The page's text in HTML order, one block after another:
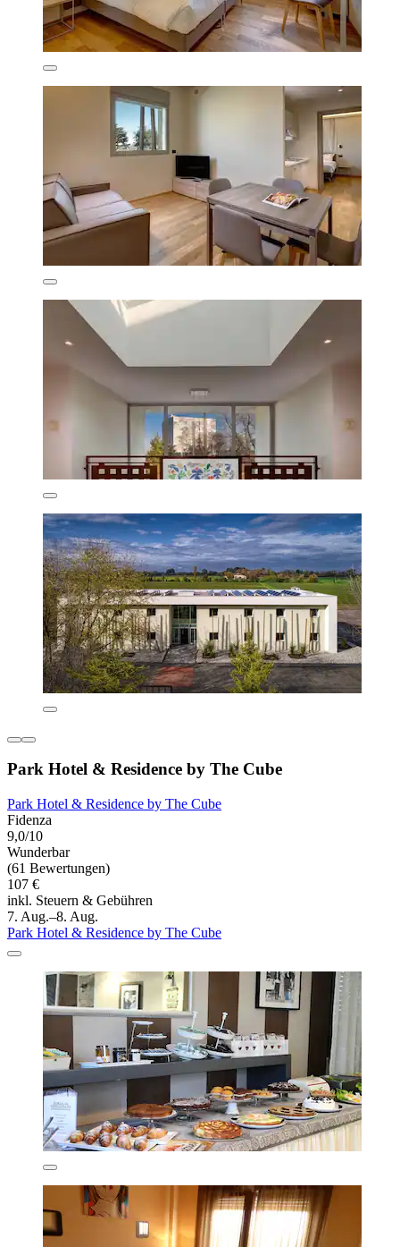
Park Hotel & Residence by The Cube
Park Hotel & Residence by The Cube
Fidenza
9,0/10
Wunderbar
(61 Bewertungen)
107 €
inkl. Steuern & Gebühren
7. Aug.–8. Aug.
Park Hotel & Residence by The Cube